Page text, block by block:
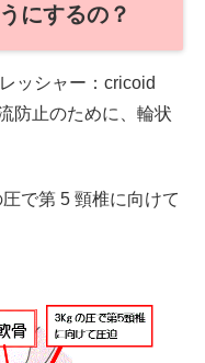
にするの？
ッシャー：cricoid
防止のために、輪状
で第 5 頸椎に向けて